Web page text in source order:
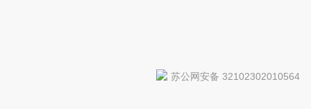
苏公网安备 32102302010564